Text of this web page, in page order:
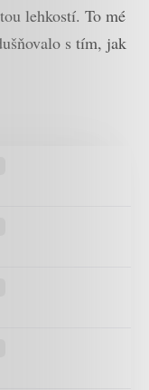
lehkostí. To mé
s tím, jak